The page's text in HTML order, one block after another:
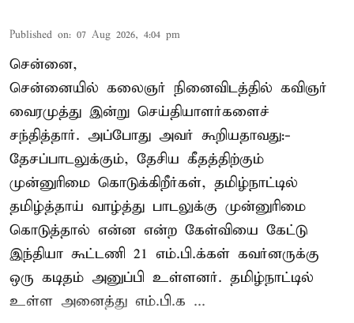
Published on: 07 Aug 2026, 4:04 pm
சென்னை,
சென்னையில் கலைஞர் நினைவிடத்தில் கவிஞர்
வைரமுத்து இன்று செய்தியாளர்களைச்
சந்தித்தார். அப்போது அவர் கூறியதாவது:-
தேசப்பாடலுக்கும், தேசிய கீதத்திற்கும்
முன்னுரிமை கொடுக்கிறீர்கள், தமிழ்நாட்டில்
தமிழ்த்தாய் வாழ்த்து பாடலுக்கு முன்னுரிமை
கொடுத்தால் என்ன என்ற கேள்வியை கேட்டு
இந்தியா கூட்டணி 21 எம்.பி.க்கள் கவர்னருக்கு
ஒரு கடிதம் அனுப்பி உள்ளனர். தமிழ்நாட்டில்
உள்ள அனைத்து எம்.பி.க ...